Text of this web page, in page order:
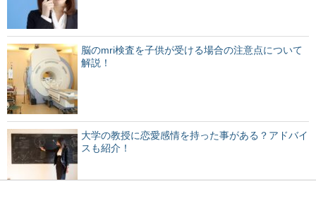
脳のmri検査を子供が受ける場合の注意点について
解説！
大学の教授に恋愛感情を持った事がある？アドバイ
スも紹介！